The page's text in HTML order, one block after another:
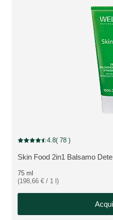
VEDI PRODOTTO:
Skin Food 2in1 Balsamo
Valutazione attuale: 4.8 su 5
4.8( 78 )
75 ml
(198,66 € / 1 l)